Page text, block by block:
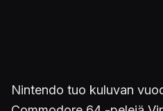
Nintendo tuo kuluvan